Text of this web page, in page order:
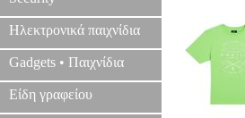
Ηλεκτρονικά παιχνίδια
Gadgets • Παιχνίδια
Είδη γραφείου